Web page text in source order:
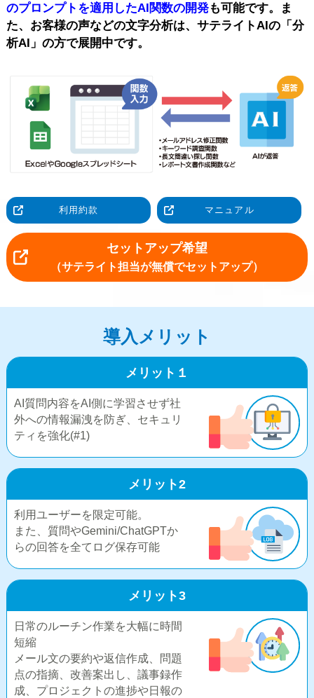
のプロンプトを適用したAI関数の開発も可能です。ま
た、お客様の声などの文字分析は、サテライトAIの「分
析AI」の方で展開中です。
利用約款 マニュアル
セットアップ希望
（サテライト担当が無償でセットアップ）
導入メリット
メリット１
AI質問内容をAI側に学習させず社
外への情報漏洩を防ぎ、セキュリ
ティを強化(#1)
メリット2
利用ユーザーを限定可能。
また、質問やGemini/ChatGPTか
らの回答を全てログ保存可能
メリット3
日常のルーチン作業を大幅に時間
短縮
メール文の要約や返信作成、問題
点の指摘、改善案出し、議事録作
成、プロジェクトの進捗や日報の